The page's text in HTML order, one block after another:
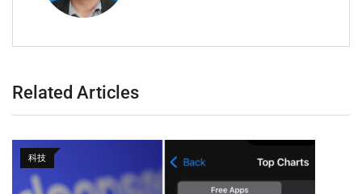
Related Articles
科技